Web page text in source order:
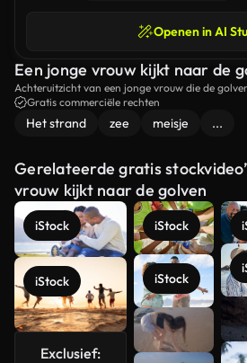
Openen in AI
Een jonge vrouw kijkt naar de
Achteruitzicht van een jonge vrouw die de
Gratis commerciële rechten
Het strand zee meisje ...
Gerelateerde gratis
vrouw kijkt naar de golven
iStock
iStock
Exclusief:
iStock
iStock